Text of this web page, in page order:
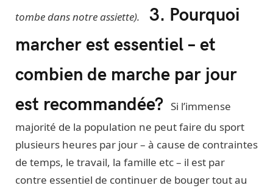
tombe dans notre assiette).
3. Pourquoi
marcher est essentiel – et
combien de marche par jour
est recommandée? Si l’immense
majorité de la population ne peut faire du sport
plusieurs heures par jour – à cause de contraintes
de temps, le travail, la famille etc – il est par
contre essentiel de continuer de bouger tout au